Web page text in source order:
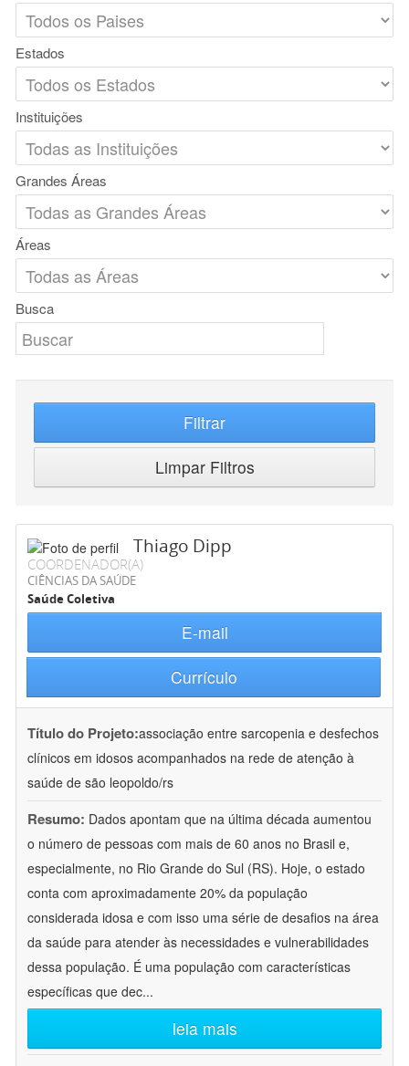
Estados
Instituições
Grandes Áreas
Áreas
Busca
Filtrar
Limpar Filtros
Thiago Dipp
COORDENADOR(A)
CIÊNCIAS DA SAÚDE
Saúde Coletiva
E-mail
Currículo
Título do Projeto:associação entre sarcopenia e desfechos
clínicos em idosos acompanhados na rede de atenção à
saúde de são leopoldo/rs
Resumo: Dados apontam que na última década aumentou
o número de pessoas com mais de 60 anos no Brasil e,
especialmente, no Rio Grande do Sul (RS). Hoje, o estado
conta com aproximadamente 20% da população
considerada idosa e com isso uma série de desafios na área
da saúde para atender às necessidades e vulnerabilidades
dessa população. É uma população com características
específicas que dec...
leia mais